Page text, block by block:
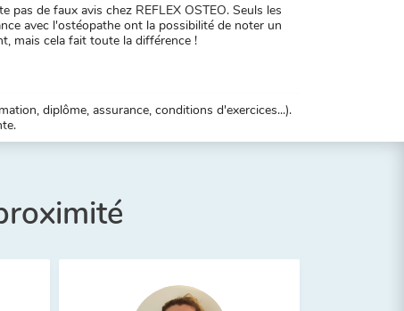
pas de faux avis chez REFLEX OSTEO. Seuls les
avec l'ostéopathe ont la possibilité de noter un
mais cela fait toute la différence !
diplôme, assurance, conditions d'exercices...).